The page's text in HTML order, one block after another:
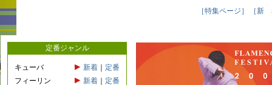
［特集ページ］ ［新
定番ジャンル
キューバ 新着
定番
フィーリン
新着
定番